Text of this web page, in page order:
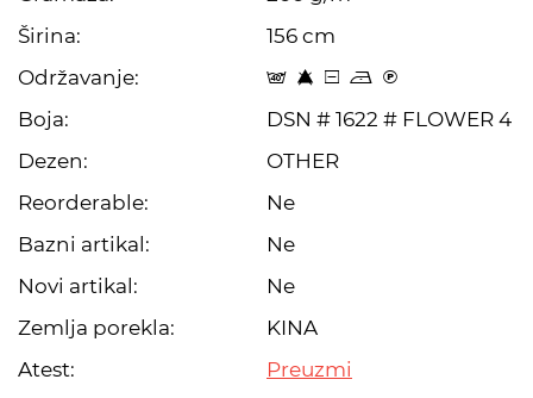
Širina:
156 cm
Održavanje:
t 8 a o C
Boja:
DSN # 1622 # FLOWER 4
Dezen:
OTHER
Reorderable:
Ne
Bazni artikal:
Ne
Novi artikal:
Ne
Zemlja porekla:
KINA
Atest:
Preuzmi